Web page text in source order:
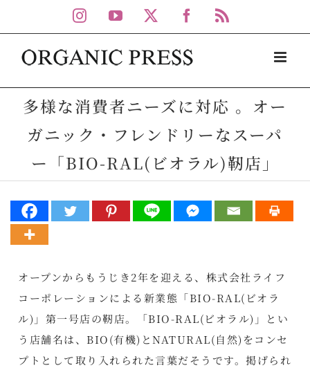
to
content
Instagram
YouTube Facebook
多様な消費者ニーズに対応 。オー
ガニック・フレンドリーなスーパ
ー「BIO-RAL(ビオラル)靭店」
オープンからもうじき2年を迎える、株式会社ライフ
コーポレーションによる新業態「BIO-RAL(ビオラ
ル)」第一号店の靭店。「BIO-RAL(ビオラル)」とい
う店舗名は、BIO(有機)とNATURAL(自然)をコンセ
プトとして取り入れられた言葉だそうです。掲げられ